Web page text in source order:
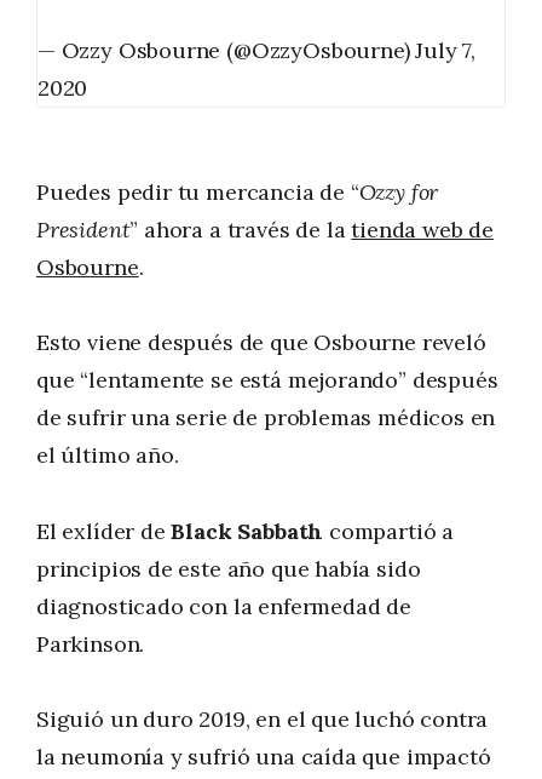
— Ozzy Osbourne (@OzzyOsbourne)July 7,
2020
Puedes pedir tu mercancia de “Ozzy for
President” ahora a través de latienda web de
Osbourne.
Esto viene después de que Osbourne reveló
que “lentamente se está mejorando” después
de sufrir una serie de problemas médicos en
el último año.
El exlíder deBlack Sabbath compartió a
principios de este año que había sido
diagnosticado con la enfermedad de
Parkinson.
Siguió un duro 2019, en el que luchó contra
la neumonía y sufrió una caída que impactó